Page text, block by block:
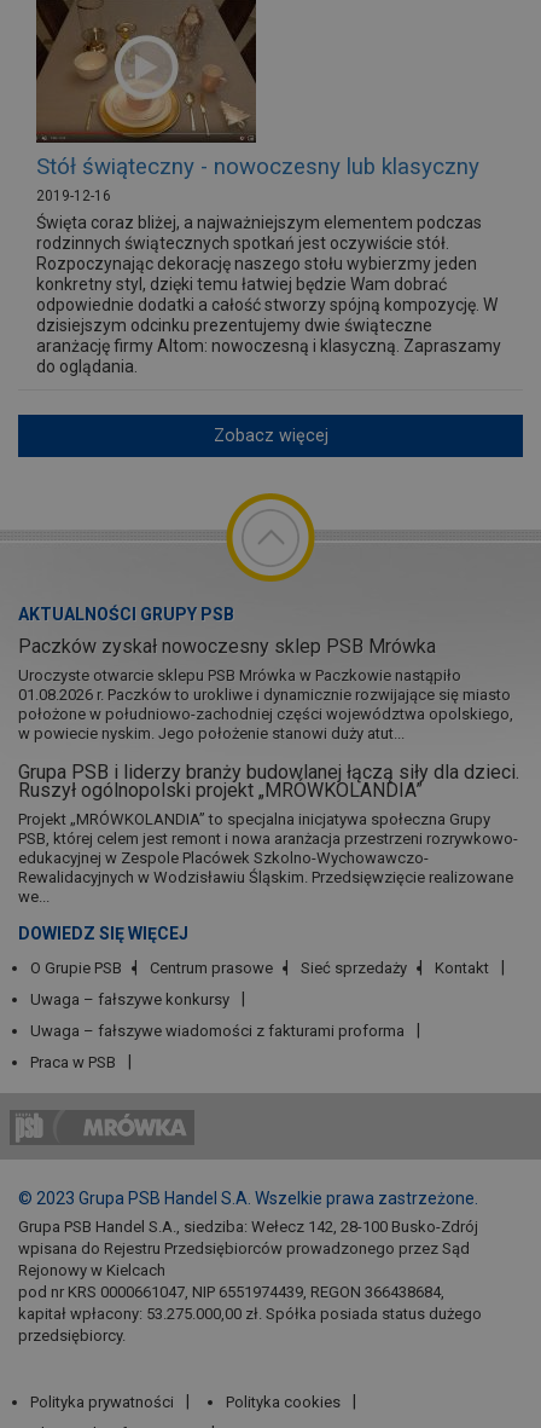
Stół świąteczny - nowoczesny lub klasyczny
2019-12-16
Święta coraz bliżej, a najważniejszym elementem podczas
rodzinnych świątecznych spotkań jest oczywiście stół.
Rozpoczynając dekorację naszego stołu wybierzmy jeden
konkretny styl, dzięki temu łatwiej będzie Wam dobrać
odpowiednie dodatki a całość stworzy spójną kompozycję. W
dzisiejszym odcinku prezentujemy dwie świąteczne
aranżację firmy Altom: nowoczesną i klasyczną. Zapraszamy
do oglądania.
Zobacz więcej
AKTUALNOŚCI GRUPY PSB
Paczków zyskał nowoczesny sklep PSB Mrówka
Uroczyste otwarcie sklepu PSB Mrówka w Paczkowie nastąpiło
01.08.2026 r. Paczków to urokliwe i dynamicznie rozwijające się miasto
położone w południowo-zachodniej części województwa opolskiego,
w powiecie nyskim. Jego położenie stanowi duży atut...
Grupa PSB i liderzy branży budowlanej łączą siły dla dzieci.
Ruszył ogólnopolski projekt „MRÓWKOLANDIA”
Projekt „MRÓWKOLANDIA” to specjalna inicjatywa społeczna Grupy
PSB, której celem jest remont i nowa aranżacja przestrzeni rozrywkowo-
edukacyjnej w Zespole Placówek Szkolno-Wychowawczo-
Rewalidacyjnych w Wodzisławiu Śląskim. Przedsięwzięcie realizowane
we...
DOWIEDZ SIĘ WIĘCEJ
O Grupie PSB Centrum prasowe Sieć sprzedaży
Kontakt
Uwaga – fałszywe konkursy
Uwaga – fałszywe wiadomości z fakturami proforma
Praca w PSB
© 2023 Grupa PSB Handel S.A. Wszelkie prawa zastrzeżone.
Grupa PSB Handel S.A., siedziba: Wełecz 142, 28-100 Busko-Zdrój
wpisana do Rejestru Przedsiębiorców prowadzonego przez Sąd
Rejonowy w Kielcach
pod nr KRS 0000661047, NIP 6551974439, REGON 366438684,
kapitał wpłacony: 53.275.000,00 zł. Spółka posiada status dużego
przedsiębiorcy.
Polityka prywatności
Polityka cookies